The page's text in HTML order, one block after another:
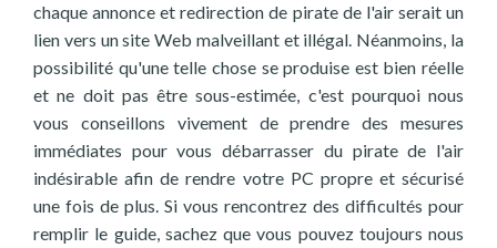
chaque annonce et redirection de pirate de l'air serait un
lien vers un site Web malveillant et illégal. Néanmoins, la
possibilité qu'une telle chose se produise est bien réelle
et ne doit pas être sous-estimée, c'est pourquoi nous
vous conseillons vivement de prendre des mesures
immédiates pour vous débarrasser du pirate de l'air
indésirable afin de rendre votre PC propre et sécurisé
une fois de plus. Si vous rencontrez des difficultés pour
remplir le guide, sachez que vous pouvez toujours nous